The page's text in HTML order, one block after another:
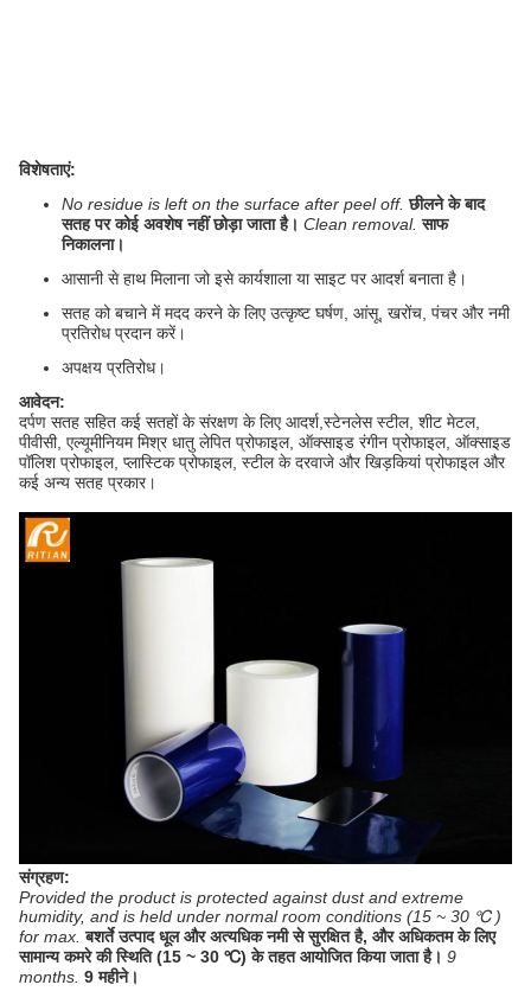
विशेषताएं:
No residue is left on the surface after peel off. छीलने के बाद
सतह पर कोई अवशेष नहीं छोड़ा जाता है। Clean removal. साफ
निकालना।
आसानी से हाथ मिलाना जो इसे कार्यशाला या साइट पर आदर्श बनाता है।
सतह को बचाने में मदद करने के लिए उत्कृष्ट घर्षण, आंसू, खरोंच, पंचर और नमी
प्रतिरोध प्रदान करें।
अपक्षय प्रतिरोध।
आवेदन:
दर्पण सतह सहित कई सतहों के संरक्षण के लिए आदर्श, स्टेनलेस स्टील, शीट मेटल,
पीवीसी, एल्यूमीनियम मिश्र धातु लेपित प्रोफाइल, ऑक्साइड रंगीन प्रोफाइल, ऑक्साइड
पॉलिश प्रोफाइल, प्लास्टिक प्रोफाइल, स्टील के दरवाजे और खिड़कियां प्रोफाइल और
कई अन्य सतह प्रकार।
संग्रहण:
Provided the product is protected against dust and extreme
humidity, and is held under normal room conditions (15 ~ 30 ℃ )
for max. बशर्ते उत्पाद धूल और अत्यधिक नमी से सुरक्षित है, और अधिकतम के लिए
सामान्य कमरे की स्थिति (15 ~ 30 ℃) के तहत आयोजित किया जाता है। 9
months. 9 महीने।